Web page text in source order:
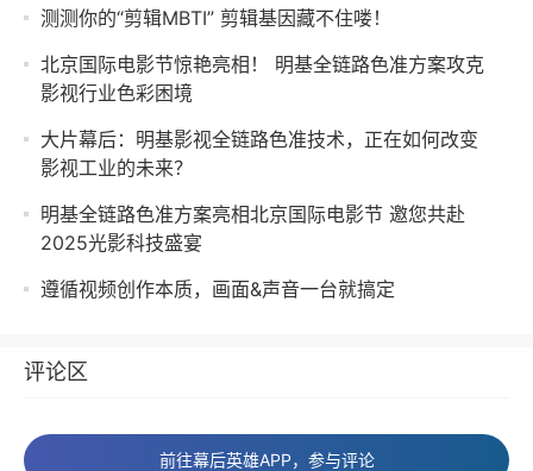
测测你的“剪辑MBTI” 剪辑基因藏不住喽！
北京国际电影节惊艳亮相！ 明基全链路色准方案攻克
影视行业色彩困境
大片幕后：明基影视全链路色准技术，正在如何改变
影视工业的未来？
明基全链路色准方案亮相北京国际电影节 邀您共赴
2025光影科技盛宴
遵循视频创作本质，画面&声音一台就搞定
评论区
前往幕后英雄APP，参与评论